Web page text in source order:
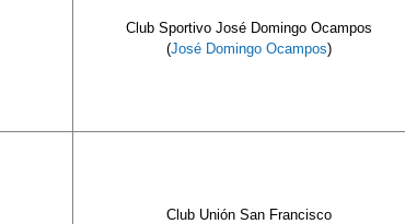
Club Sportivo José Domingo Ocampos
(José Domingo Ocampos)
Club Unión San Francisco